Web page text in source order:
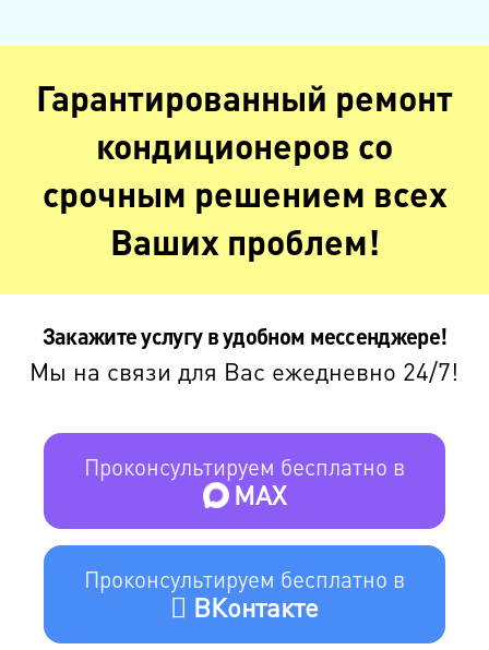
Гарантированный ремонт
кондиционеров со
срочным решением всех
Ваших проблем!
Закажите услугу в удобном мессенджере!
Мы на связи для Вас ежедневно 24/7!
Проконсультируем бесплатно в
MAX
Проконсультируем бесплатно в
ВКонтакте